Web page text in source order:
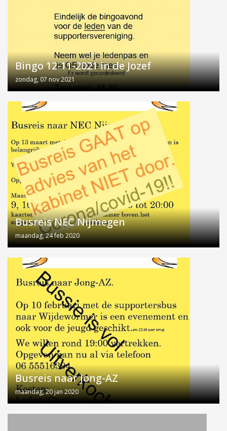
Bingo 12-11-2021 in de Jozef
zondag, 07 nov 2021
Busreis NEC Nijmegen
maandag, 24 feb 2020
Busreis naar Jong-AZ
maandag, 20 jan 2020